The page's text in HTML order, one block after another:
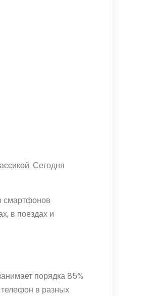
Сегодня
смартфонов
в поездах и
порядка 85%
в разных